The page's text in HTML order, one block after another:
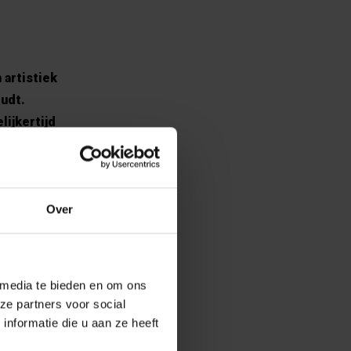
Over
te bieden en om ons
partners voor social
die u aan ze heeft
artistiek
tijd. Tijd kan
verleden
te boven
tijd iets is
regisseur en